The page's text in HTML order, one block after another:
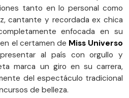
tanto en lo personal como
cantante y recordada ex chica
enfocada en su
el certamen de Miss Universo
al país con orgullo y
marca un giro en su carrera,
del espectáculo tradicional
de belleza.